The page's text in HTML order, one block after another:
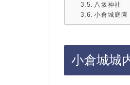
八坂神社
小倉城庭園
小倉城城